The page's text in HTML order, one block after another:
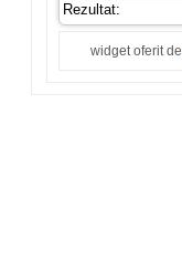
Rezultat:
widget oferit de